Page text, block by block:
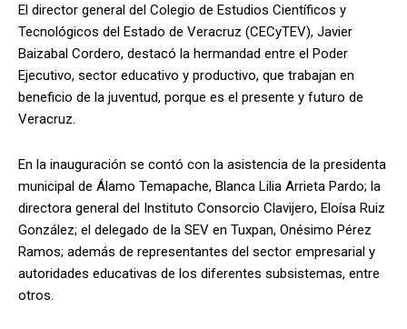
El director general del Colegio de Estudios Científicos y
Tecnológicos del Estado de Veracruz (CECyTEV), Javier
Baizabal Cordero, destacó la hermandad entre el Poder
Ejecutivo, sector educativo y productivo, que trabajan en
beneficio de la juventud, porque es el presente y futuro de
Veracruz.
En la inauguración se contó con la asistencia de la presidenta
municipal de Álamo Temapache, Blanca Lilia Arrieta Pardo; la
directora general del Instituto Consorcio Clavijero, Eloísa Ruiz
González; el delegado de la SEV en Tuxpan, Onésimo Pérez
Ramos; además de representantes del sector empresarial y
autoridades educativas de los diferentes subsistemas, entre
otros.